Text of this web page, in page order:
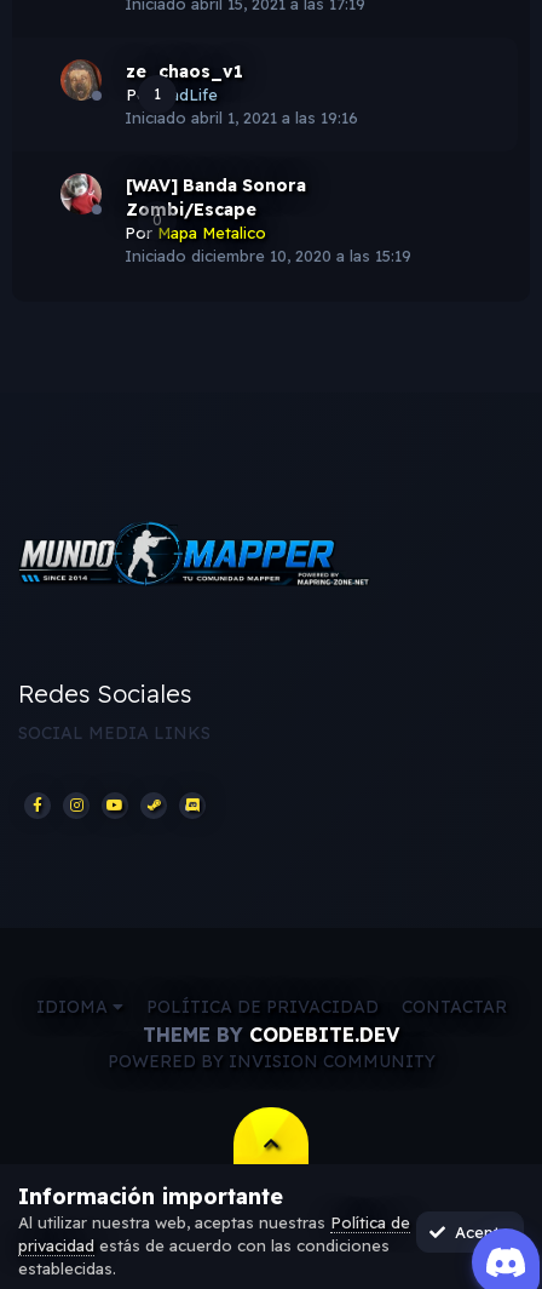
1
ze_chaos_v1
PorBadLife
Iniciado abril 1, 2021 a las 19:16
0
[WAV] Banda Sonora
Zombi/Escape
Por Mapa Metalico
Iniciado diciembre 10, 2020 a las 15:19
Redes Sociales
SOCIAL MEDIA LINKS
IDIOMA POLÍTICA DE PRIVACIDAD CONTACTAR
THEME BY CODEBITE.DEV
POWERED BY INVISION COMMUNITY
Información importante
Al utilizar nuestra web, aceptas nuestras Política de
privacidad estás de acuerdo con las condiciones
establecidas.
Acepto